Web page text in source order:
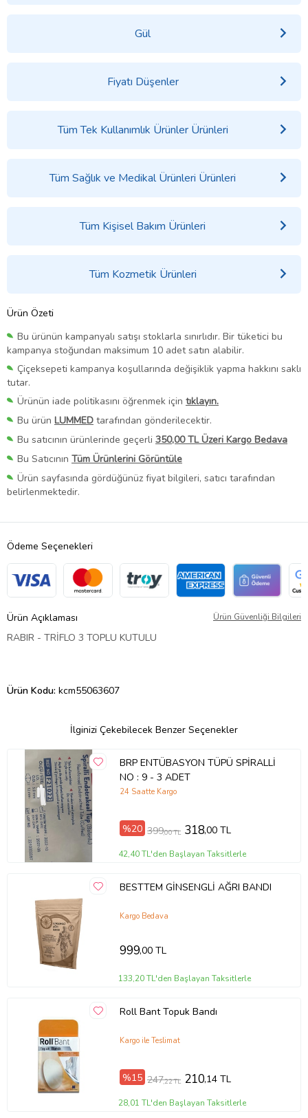
Gül
Fiyatı Düşenler
Tüm Tek Kullanımlık Ürünler Ürünleri
Tüm Sağlık ve Medikal Ürünleri Ürünleri
Tüm Kişisel Bakım Ürünleri
Tüm Kozmetik Ürünleri
Ürün Özeti
Bu ürünün kampanyalı satışı stoklarla sınırlıdır. Bir tüketici bu
kampanya stoğundan maksimum 10 adet satın alabilir.
Çiçeksepeti kampanya koşullarında değişiklik yapma hakkını saklı
tutar.
Ürünün iade politikasını öğrenmek için tıklayın.
Bu ürün LUMMED tarafından gönderilecektir.
Bu satıcının ürünlerinde geçerli 350,00 TL Üzeri Kargo Bedava
Bu Satıcının Tüm Ürünlerini Görüntüle
Ürün sayfasında gördüğünüz fiyat bilgileri, satıcı tarafından
belirlenmektedir.
Ödeme Seçenekleri
Ürün Açıklaması Ürün Güvenliği Bilgileri
RABIR - TRİFLO 3 TOPLU KUTULU
Ürün Kodu: kcm55063607
İlginizi Çekebilecek Benzer Seçenekler
BRP ENTÜBASYON TÜPÜ SPİRALLİ
NO : 9 - 3 ADET
24 Saatte Kargo
%20 399,00 TL 318,00 TL
42,40 TL'den Başlayan Taksitlerle
BESTTEM GİNSENGLİ AĞRI BANDI
Kargo Bedava
999,00 TL
133,20 TL'den Başlayan Taksitlerle
Roll Bant Topuk Bandı
Kargo ile Teslimat
%15 247,22 TL 210,14 TL
28,01 TL'den Başlayan Taksitlerle